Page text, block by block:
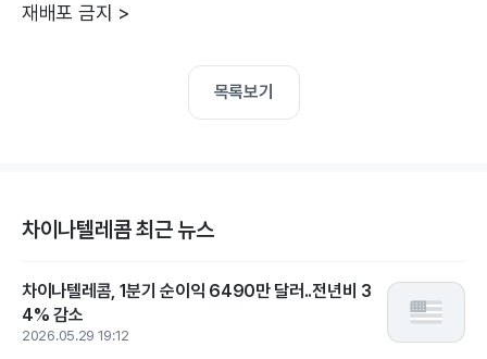
재배포 금지 >
목록보기
차이나텔레콤 최근 뉴스
차이나텔레콤, 1분기 순이익 6490만 달러..전년비 3
4% 감소
2026.05.29 19:12